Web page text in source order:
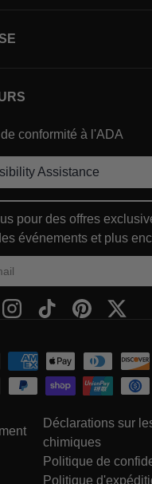
conformité à l'ADA
Assistance
pour des offres
événements et plus
InstagramTikTokPinterestTwitter
acceptés
Déclarations sur
chimiques
Politique de
Politique